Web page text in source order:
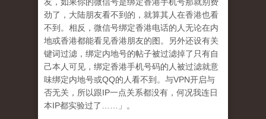
劲了，大陆朋友看不到的，就算其人在香港也看
不到。相反，微信号绑定香港电话的人无论在内
地或香港都能看见香港朋友的图。另外还设有关
键词过滤，绑定内地号的帖子被过滤掉了只有自
己本人可见，绑定香港手机号码的人被过滤就意
味绑定内地号或QQ的人看不到。与VPN开启与
否无关，所以跟IP一点关系都没有，何况我连日
本IP都实验过了……」。